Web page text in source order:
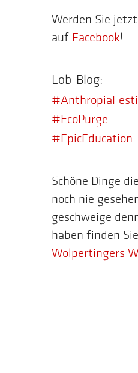
Werden Sie
auf Facebook!
Lob-Blog:
#EcoPurge
#EpicEducation
Schöne Dinge
noch nie
geschweige
haben finden
Wolpertingers